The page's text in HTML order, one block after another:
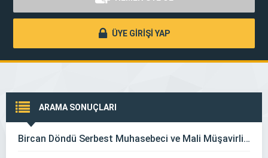
ÜYE GİRİŞİ YAP
ARAMA SONUÇLARI
Bircan Döndü Serbest Muhasebeci ve Mali Müşavirlik Bürosu